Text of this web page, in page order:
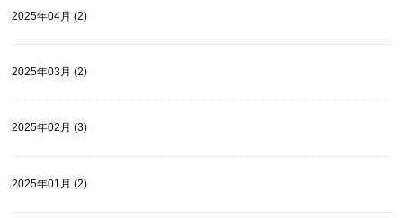
2025年04月 (2)
2025年03月 (2)
2025年02月 (3)
2025年01月 (2)